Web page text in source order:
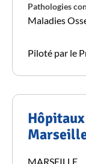
Pathologies
Maladies
Piloté par le
MARSEILLE